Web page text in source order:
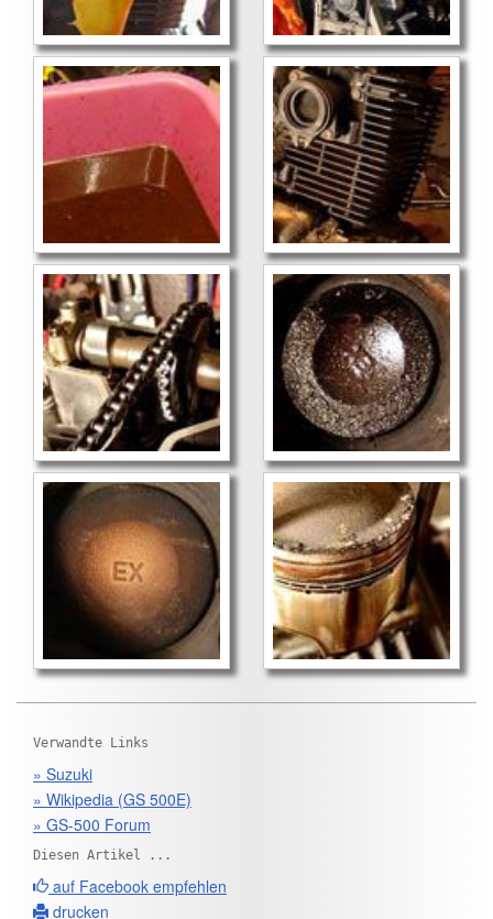
Verwandte Links
» Suzuki
» Wikipedia (GS 500E)
» GS-500 Forum
Diesen Artikel ...
auf Facebook empfehlen
drucken